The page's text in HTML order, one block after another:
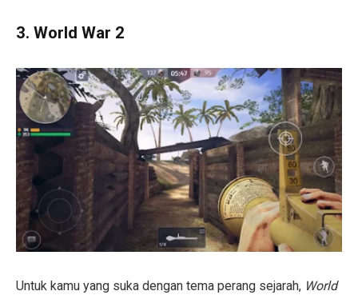
3. World War 2
Untuk kamu yang suka dengan tema perang sejarah, World